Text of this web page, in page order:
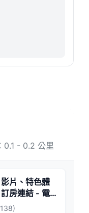
0.1 - 0.2 公里
片、特色體
房連結 - 電
宿